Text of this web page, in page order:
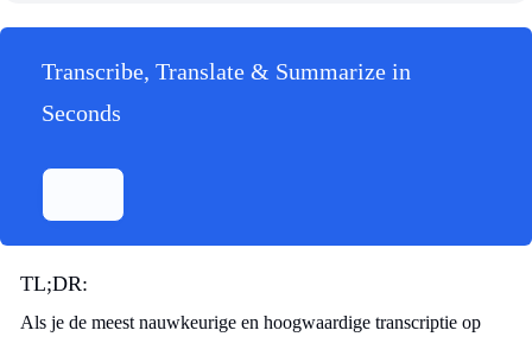
Transcribe, Translate & Summarize in
Seconds
TL;DR:
Als je de meest nauwkeurige en hoogwaardige transcriptie op